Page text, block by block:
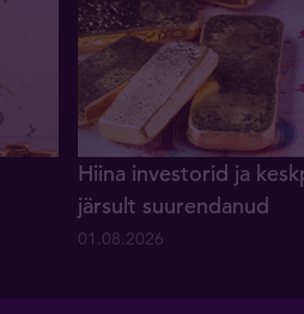
Hiina investorid ja
järsult suurendanud
01.08.2026